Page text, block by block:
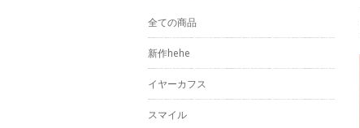
全ての商品
新作hehe
イヤーカフス
スマイル